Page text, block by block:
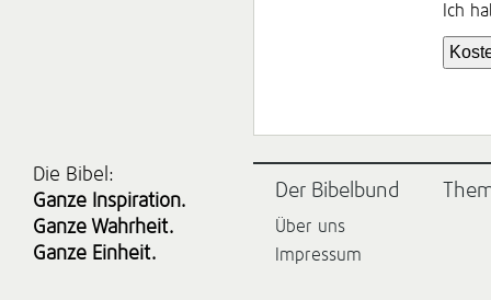
Ich
Die Bibel:
Ganze Inspiration.
Ganze Wahrheit.
Ganze Einheit.
Der Bibelbund
Über uns
Impressum